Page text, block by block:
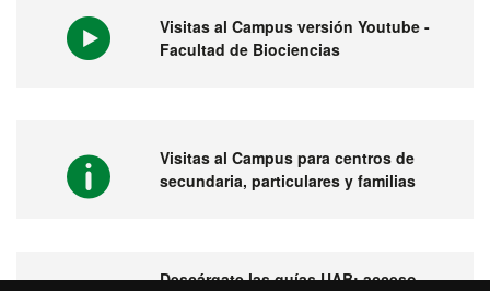
Visitas al Campus versión Youtube -
Facultad de Biociencias
Visitas al Campus para centros de
secundaria, particulares y familias
Descárgate las guías UAB: acceso,